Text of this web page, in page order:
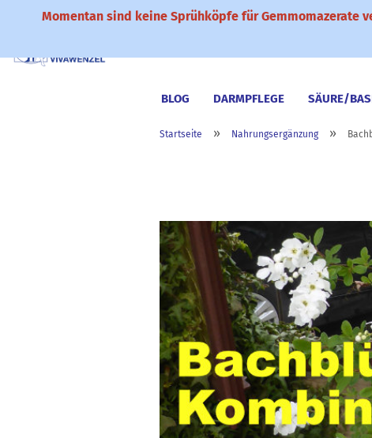
Momentan sind keine Sprühköpfe für Gemmomazerate
BLOG DARMPFLEGE SÄURE/
NAHRUNGSERGÄNZUNG KÜCHE &
Startseite » Nahrungsergänzung »